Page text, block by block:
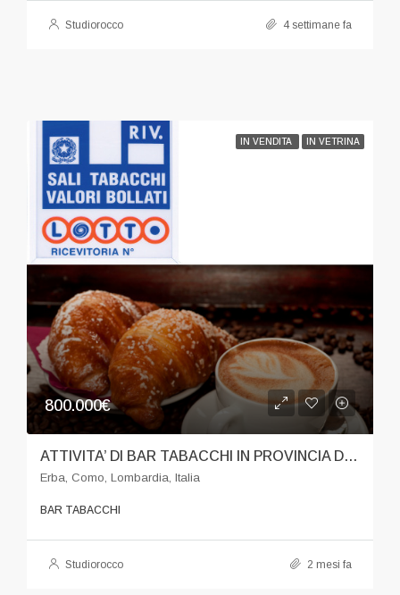
Studiorocco 4 settimane fa
IN VENDITA IN VETRINA
800.000€
ATTIVITA’ DI BAR TABACCHI IN PROVINCIA DI LECCO
Erba, Como, Lombardia, Italia
BAR TABACCHI
Studiorocco 2 mesi fa